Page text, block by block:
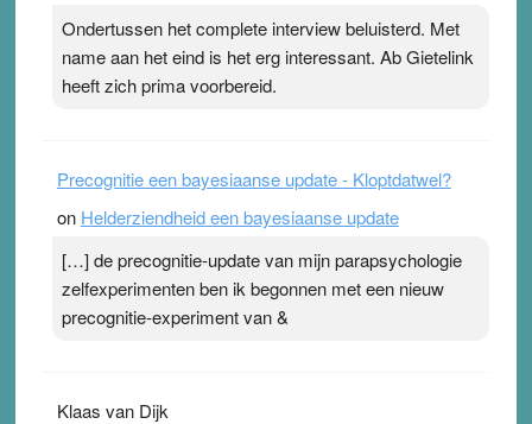
Pleisterplakkers in de topspsort ›[...]
Ondertussen het complete interview beluisterd. Met
name aan het eind is het erg interessant. Ab Gietelink
heeft zich prima voorbereid.
Precognitie een bayesiaanse update - Kloptdatwel?
on Helderziendheid een bayesiaanse update
[…] de precognitie-update van mijn parapsychologie
zelfexperimenten ben ik begonnen met een nieuw
precognitie-experiment van &
Klaas van Dijk